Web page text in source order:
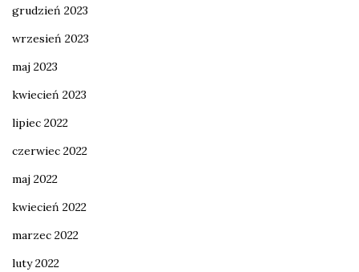
grudzień 2023
wrzesień 2023
maj 2023
kwiecień 2023
lipiec 2022
czerwiec 2022
maj 2022
kwiecień 2022
marzec 2022
luty 2022